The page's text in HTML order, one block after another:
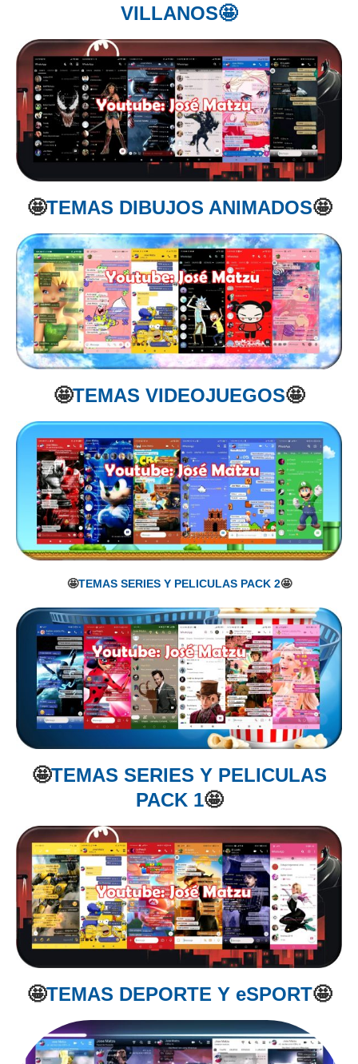
VILLANOS🤩
🤩TEMAS DIBUJOS ANIMADOS🤩
🤩TEMAS VIDEOJUEGOS🤩
🤩TEMAS SERIES Y PELICULAS PACK 2🤩
🤩TEMAS SERIES Y PELICULAS
PACK 1🤩
🤩TEMAS DEPORTE Y eSPORT🤩